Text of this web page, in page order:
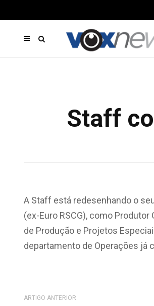
Staff
A Staff está redesenhando o
(ex-Euro RSCG), como
de Produção e Projetos
departamento de Operações já
ARTIGO ANTERIOR